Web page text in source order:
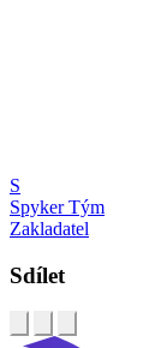
S
Spyker Tým
Zakladatel
Sdílet